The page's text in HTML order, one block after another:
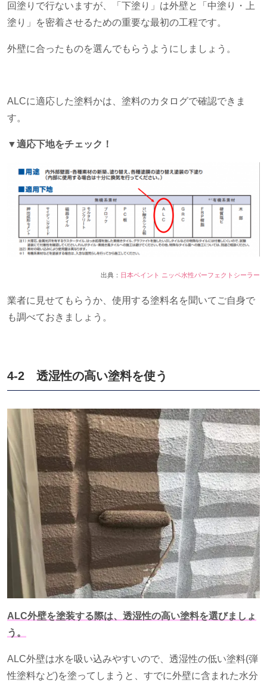
回塗りで行ないますが、「下塗り」は外壁と「中塗り・上
塗り」を密着させるための重要な最初の工程です。
外壁に合ったものを選んでもらうようにしましょう。
ALCに適応した塗料かは、塗料のカタログで確認できま
す。
▼適応下地をチェック！
出典： 日本ペイント ニッペ水性パーフェクトシーラー
業者に見せてもらうか、使用する塗料名を聞いてご自身で
も調べておきましょう。
4-2 透湿性の高い塗料を使う
ALC外壁を塗装する際は、透湿性の高い塗料を選びましょ
う。
ALC外壁は水を吸い込みやすいので、透湿性の低い塗料(弾
性塗料など)を塗ってしまうと、すでに外壁に含まれた水分